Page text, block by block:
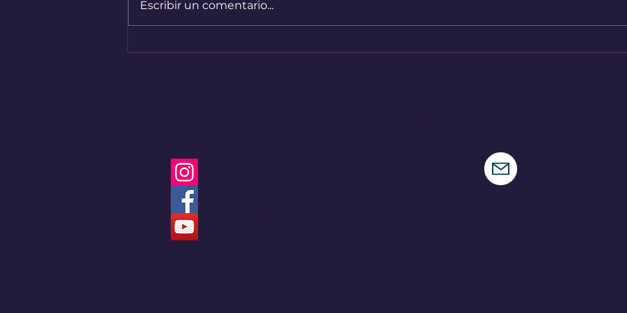
Escribir un comentario...